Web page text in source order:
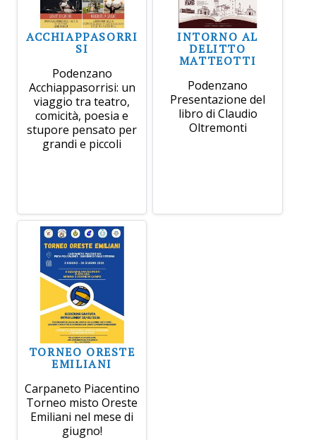
ACCHIAPPASORRI
SI
Podenzano
Acchiappasorrisi: un
viaggio tra teatro,
comicità, poesia e
stupore pensato per
grandi e piccoli
INTORNO AL
DELITTO
MATTEOTTI
Podenzano
Presentazione del
libro di Claudio
Oltremonti
TORNEO ORESTE
EMILIANI
Carpaneto Piacentino
Torneo misto Oreste
Emiliani nel mese di
giugno!